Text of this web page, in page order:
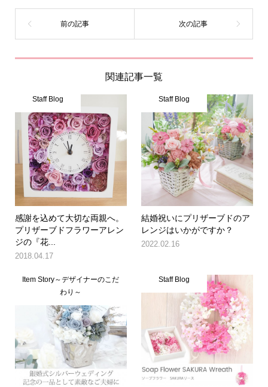
関連記事一覧
Staff Blog
感謝を込めて大切な両親へ。
プリザーブドフラワーアレン
ジの『花...
2018.04.17
Staff Blog
結婚祝いにプリザーブドのア
レンジはいかがですか？
2022.02.16
Item Story～デザイナーのこだ
わり～
Staff Blog